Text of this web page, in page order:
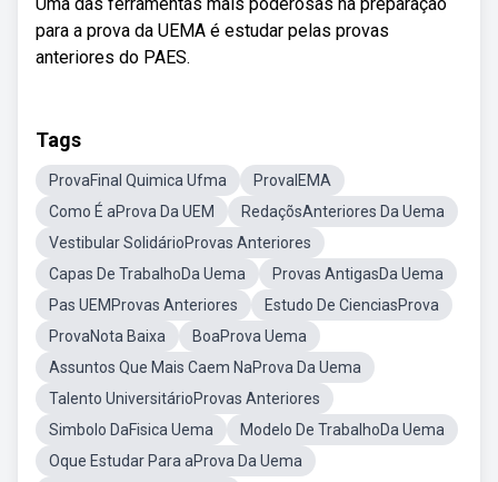
para a prova da UEMA é estudar pelas provas
anteriores do PAES.
Tags
ProvaFinal Quimica Ufma
ProvaIEMA
Como É aProva Da UEM
RedaçõsAnteriores Da Uema
Vestibular SolidárioProvas Anteriores
Capas De TrabalhoDa Uema
Provas AntigasDa Uema
Pas UEMProvas Anteriores
Estudo De CienciasProva
ProvaNota Baixa
BoaProva Uema
Assuntos Que Mais Caem NaProva Da Uema
Talento UniversitárioProvas Anteriores
Simbolo DaFisica Uema
Modelo De TrabalhoDa Uema
Oque Estudar Para aProva Da Uema